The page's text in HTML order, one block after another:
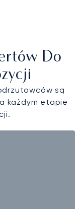
Do
są
każdym etapie